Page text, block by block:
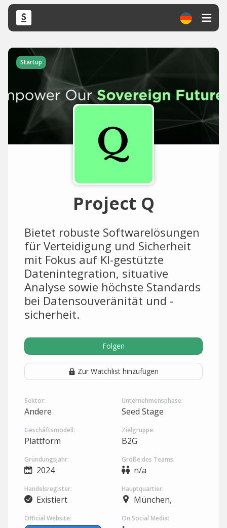
Startup
Project Q
Bietet robuste Softwarelösungen
für Verteidigung und Sicherheit
mit Fokus auf KI-gestützte
Datenintegration, situative
Analyse sowie höchste Standards
bei Datensouveränität und -
sicherheit.
Folgen
Zur Watchlist hinzufügen
Sektor:
Andere
Unternehmensphase:
Seed Stage
Geschäftsmodell:
Plattform
Zielgruppe:
B2G
Gründungsjahr:
2024
Größe des Teams:
n/a
Handelsregister:
Existiert
Hauptquartier:
München,
Official Website: On Social Media: